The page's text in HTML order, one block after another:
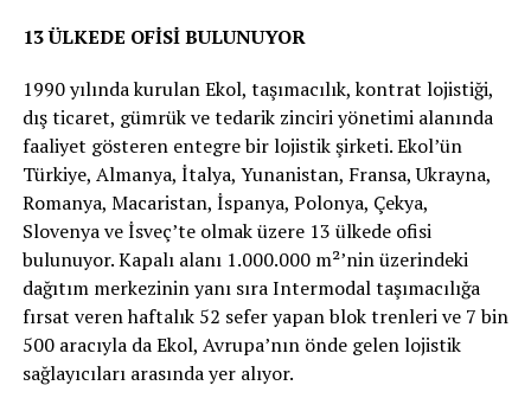
13 ÜLKEDE OFİSİ BULUNUYOR
1990 yılında kurulan Ekol, taşımacılık, kontrat lojistiği,
dış ticaret, gümrük ve tedarik zinciri yönetimi alanında
faaliyet gösteren entegre bir lojistik şirketi. Ekol’ün
Türkiye, Almanya, İtalya, Yunanistan, Fransa, Ukrayna,
Romanya, Macaristan, İspanya, Polonya, Çekya,
Slovenya ve İsveç’te olmak üzere 13 ülkede ofisi
bulunuyor. Kapalı alanı 1.000.000 m²’nin üzerindeki
dağıtım merkezinin yanı sıra Intermodal taşımacılığa
fırsat veren haftalık 52 sefer yapan blok trenleri ve 7 bin
500 aracıyla da Ekol, Avrupa’nın önde gelen lojistik
sağlayıcıları arasında yer alıyor.